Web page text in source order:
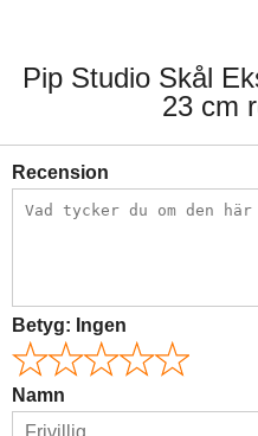
Pip Studio Skål
23 cm
Recension
Betyg: Ingen
Namn